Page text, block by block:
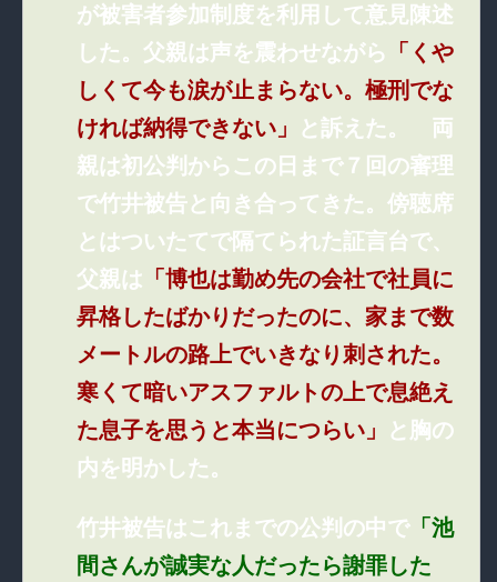
が被害者参加制度を利用して意見陳述
した。父親は声を震わせながら
「くや
しくて今も涙が止まらない。極刑でな
ければ納得できない」
と訴えた。 両
親は初公判からこの日まで７回の審理
で竹井被告と向き合ってきた。傍聴席
とはついたてで隔てられた証言台で、
父親は 「博也は勤め先の会社で社員に
昇格したばかりだったのに、家まで数
メートルの路上でいきなり刺された。
寒くて暗いアスファルトの上で息絶え
た息子を思うと本当につらい」
と胸の
内を明かした。
竹井被告はこれまでの公判の中で「池
間さんが誠実な人だったら謝罪した